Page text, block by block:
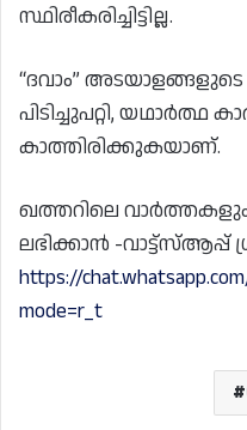
സ്ഥിരീകരിച്ചിട്ടില്ല.
“ദവാം”
പിടിച്ചുപറ്റി,
കാത്തിരിക്കുകയാണ്.
ഖത്തറിലെ
ലഭിക്കാൻ -വാട്ട്സ്ആപ്പ്
https://
mode=r_t